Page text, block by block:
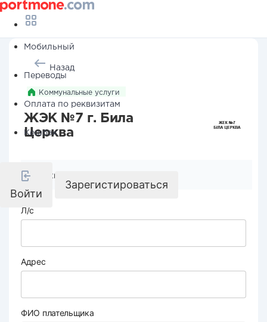
Мобильный
Переводы
Оплата по реквизитам
Кешбэк
Войти
Зарегистироваться
Назад
Коммунальные услуги
ЖЭК №7 г. Била
Церква
Реквизиты компании
Л/с
Адрес
ФИО плательщика